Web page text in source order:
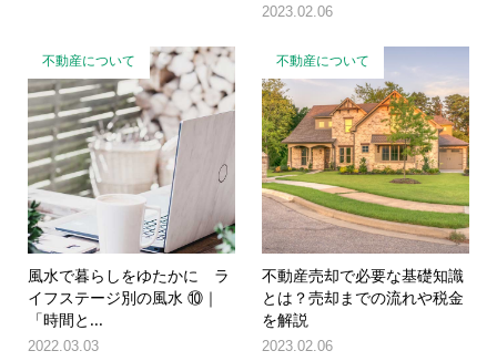
2023.02.06
不動産について
風水で暮らしをゆたかに ラ
イフステージ別の風水 ⑩｜
「時間と...
2022.03.03
不動産について
不動産売却で必要な基礎知識
とは？売却までの流れや税金
を解説
2023.02.06